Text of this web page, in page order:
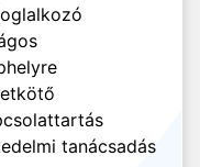
tanácsadás